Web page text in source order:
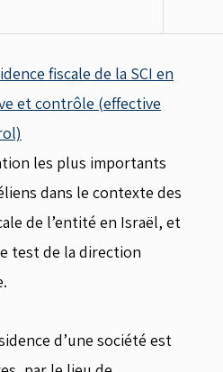
fiscale de la SCI en
et contrôle (effective
les plus importants
dans le contexte des
de l’entité en Israël, et
test de la direction
d’une société est